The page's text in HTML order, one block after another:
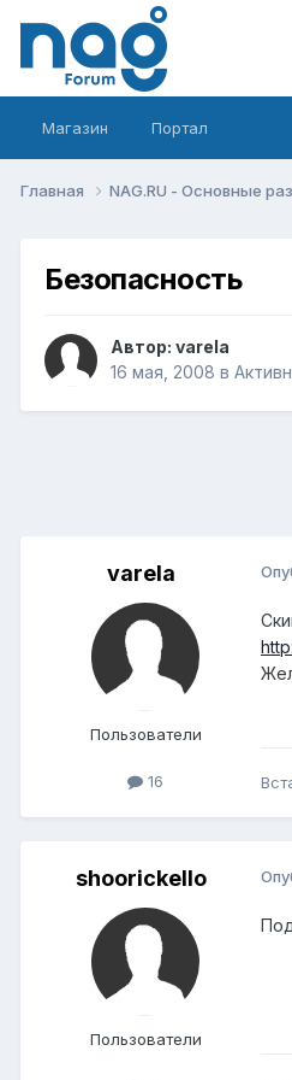
Магазин Портал
Главная NAG.RU - Основные
Безопасность
Автор: varela
16 мая, 2008 в
varela
Пользователи
16
shoorickello
Пользователи